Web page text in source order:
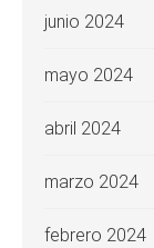
junio 2024
mayo 2024
abril 2024
marzo 2024
febrero 2024